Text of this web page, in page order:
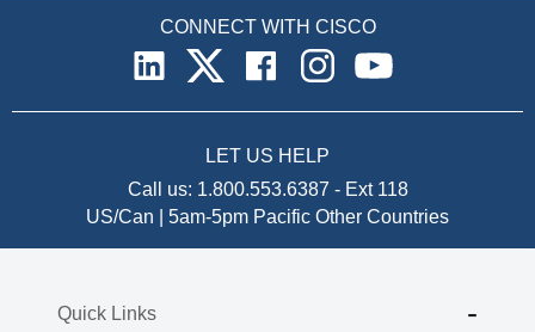
CONNECT WITH CISCO
LET US HELP
Call us: 1.800.553.6387 - Ext 118
US/Can | 5am-5pm Pacific Other Countries